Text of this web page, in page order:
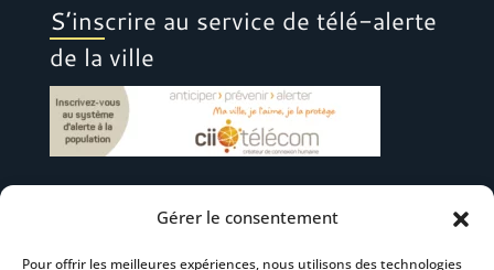
Gérer le consentement
Pour offrir les meilleures expériences, nous utilisons des technologies
S’inscrire au service de télé-alerte
de la ville
Suivez-nous